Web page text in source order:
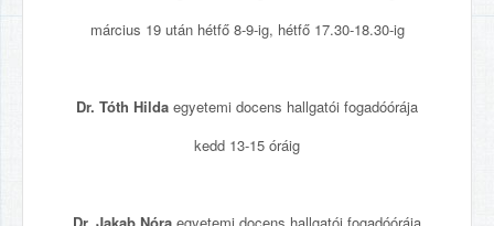
március 19 után hétfő 8-9-ig, hétfő 17.30-18.30-ig
Dr. Tóth Hilda egyetemi docens hallgatói fogadóórája
kedd 13-15 óráig